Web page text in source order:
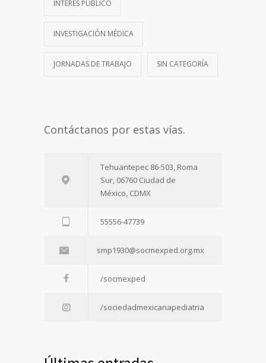
INTERÉS PÚBLICO
INVESTIGACIÓN MÉDICA
JORNADAS DE TRABAJO SIN CATEGORÍA
Contáctanos por estas vías.
Tehuantepec 86-503, Roma
Sur, 06760 Ciudad de
México, CDMX
55556-47739
smp1930@socmexped.org.mx
/socmexped
/sociedadmexicanapediatria